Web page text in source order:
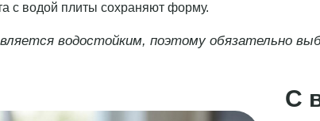
с водой плиты сохраняют форму.
водостойким, поэтому обязательно
С